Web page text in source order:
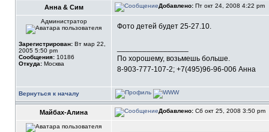
Анна & Сим Добавлено: Пт окт 24, 2008 4:22 pm
Администратор
Зарегистрирован: Вт мар 22,
2005 5:50 pm
Сообщения: 10186
Откуда: Москва
Фото детей будет 25-27.10.
По хорошему, возьмешь больше.
8-903-777-107-2; +7(495)96-96-006 Анна
Вернуться к началу
Майбах-Алина Добавлено: Сб окт 25, 2008 3:50 pm